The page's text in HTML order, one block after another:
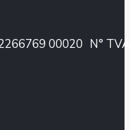
00020 N°